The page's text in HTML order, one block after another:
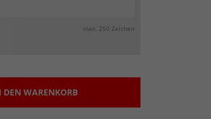
max. 250 Zeichen
DEN WARENKORB